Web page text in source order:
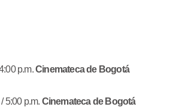
p.m.Cinemateca de Bogotá
5:00 p.m. Cinemateca de Bogotá